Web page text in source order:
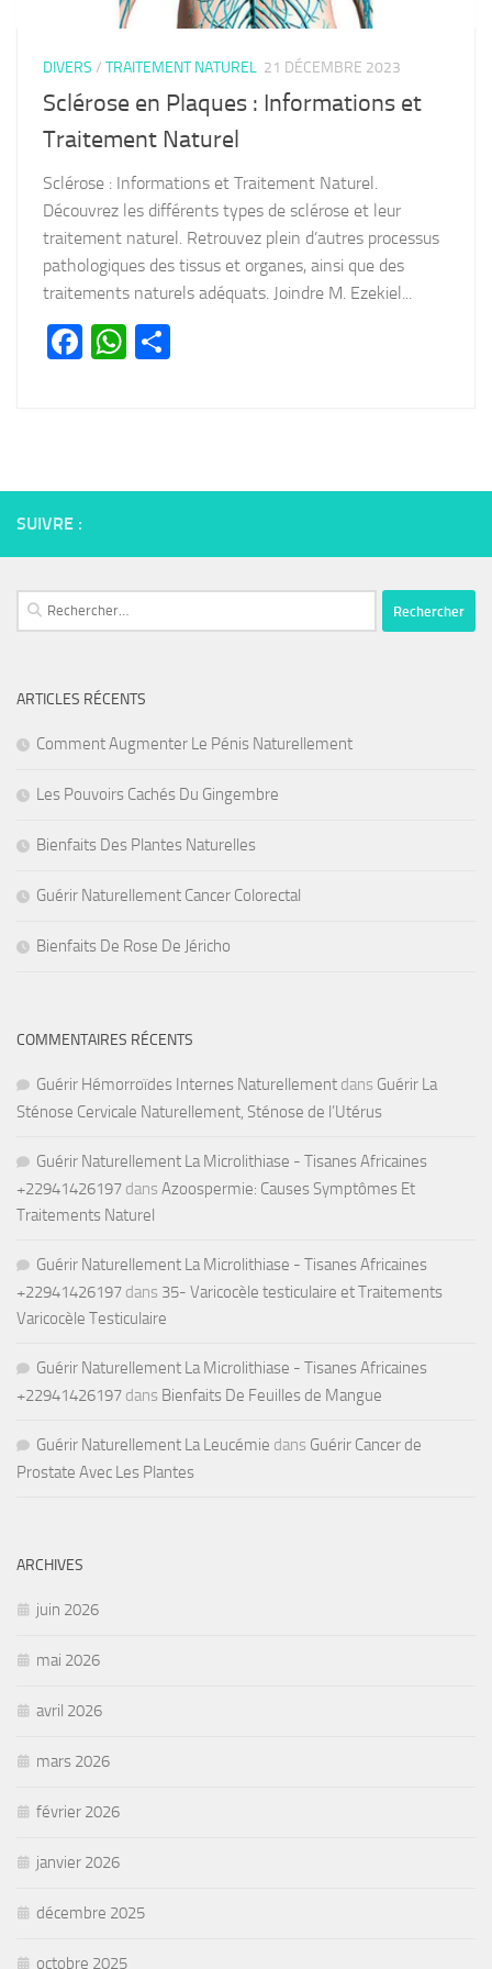
DIVERS / TRAITEMENT NATUREL 21 DÉCEMBRE 2023
Sclérose en Plaques : Informations et
Traitement Naturel
Sclérose : Informations et Traitement Naturel.
Découvrez les différents types de sclérose et leur
traitement naturel. Retrouvez plein d’autres processus
pathologiques des tissus et organes, ainsi que des
traitements naturels adéquats. Joindre M. Ezekiel...
Facebook
WhatsApp
SUIVRE :
Rechercher :
ARTICLES RÉCENTS
Comment Augmenter Le Pénis Naturellement
Les Pouvoirs Cachés Du Gingembre
Bienfaits Des Plantes Naturelles
Guérir Naturellement Cancer Colorectal
Bienfaits De Rose De Jéricho
COMMENTAIRES RÉCENTS
Guérir Hémorroïdes Internes Naturellement dans Guérir La
Sténose Cervicale Naturellement, Sténose de l’Utérus
Guérir Naturellement La Microlithiase - Tisanes Africaines
+22941426197 dans Azoospermie: Causes Symptômes Et
Traitements Naturel
Guérir Naturellement La Microlithiase - Tisanes Africaines
+22941426197 dans 35- Varicocèle testiculaire et Traitements
Varicocèle Testiculaire
Guérir Naturellement La Microlithiase - Tisanes Africaines
+22941426197 dans Bienfaits De Feuilles de Mangue
Guérir Naturellement La Leucémie dans Guérir Cancer de
Prostate Avec Les Plantes
ARCHIVES
juin 2026
mai 2026
avril 2026
mars 2026
février 2026
janvier 2026
décembre 2025
octobre 2025